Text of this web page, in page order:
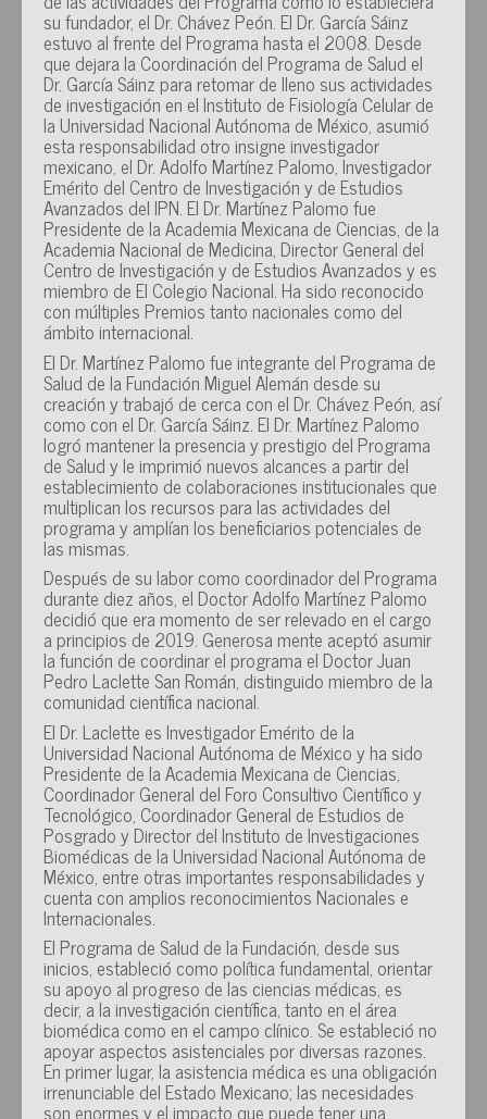
su fundador, el Dr. Chávez Peón. El Dr. García Sáinz
estuvo al frente del Programa hasta el 2008. Desde
que dejara la Coordinación del Programa de Salud el
Dr. García Sáinz para retomar de lleno sus actividades
de investigación en el Instituto de Fisiología Celular de
la Universidad Nacional Autónoma de México, asumió
esta responsabilidad otro insigne investigador
mexicano, el Dr. Adolfo Martínez Palomo, Investigador
Emérito del Centro de Investigación y de Estudios
Avanzados del IPN. El Dr. Martínez Palomo fue
Presidente de la Academia Mexicana de Ciencias, de la
Academia Nacional de Medicina, Director General del
Centro de Investigación y de Estudios Avanzados y es
miembro de El Colegio Nacional. Ha sido reconocido
con múltiples Premios tanto nacionales como del
ámbito internacional.
El Dr. Martínez Palomo fue integrante del Programa de
Salud de la Fundación Miguel Alemán desde su
creación y trabajó de cerca con el Dr. Chávez Peón, así
como con el Dr. García Sáinz. El Dr. Martínez Palomo
logró mantener la presencia y prestigio del Programa
de Salud y le imprimió nuevos alcances a partir del
establecimiento de colaboraciones institucionales que
multiplican los recursos para las actividades del
programa y amplían los beneficiarios potenciales de
las mismas.
Después de su labor como coordinador del Programa
durante diez años, el Doctor Adolfo Martínez Palomo
decidió que era momento de ser relevado en el cargo
a principios de 2019. Generosa mente aceptó asumir
la función de coordinar el programa el Doctor Juan
Pedro Laclette San Román, distinguido miembro de la
comunidad científica nacional.
El Dr. Laclette es Investigador Emérito de la
Universidad Nacional Autónoma de México y ha sido
Presidente de la Academia Mexicana de Ciencias,
Coordinador General del Foro Consultivo Científico y
Tecnológico, Coordinador General de Estudios de
Posgrado y Director del Instituto de Investigaciones
Biomédicas de la Universidad Nacional Autónoma de
México, entre otras importantes responsabilidades y
cuenta con amplios reconocimientos Nacionales e
Internacionales.
El Programa de Salud de la Fundación, desde sus
inicios, estableció como política fundamental, orientar
su apoyo al progreso de las ciencias médicas, es
decir, a la investigación científica, tanto en el área
biomédica como en el campo clínico. Se estableció no
apoyar aspectos asistenciales por diversas razones.
En primer lugar, la asistencia médica es una obligación
irrenunciable del Estado Mexicano; las necesidades